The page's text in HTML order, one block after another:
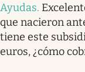
Ayudas.
que nacieron
tiene este
euros, ¿cómo